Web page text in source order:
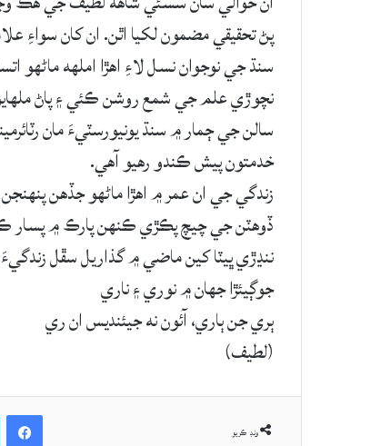
پڻ تحقيقي مضمون لکيا اٿن. ان کان سواءِ
سنڌ جي نوجوان نسل لاءِ اھڙا املھه ماڻھو
نچوڙي علم جي شمع روشن ڪئي ۽ پاڻ
سالن جي ڄمار ۾ سنڌ يونيورسٽيءَ مان
خدمتون پيش ڪندو رھيو آهي.
زندگي جي ان عمر ۾ اھڙا ماڻھو جڏھن
ڏوھٽن جي چيچ پڪڙي ڪنهن پارڪ ۾ پسار
ننڍڙي ڀيٽا کين ماضي ۾ گذاريل سڦل
جوڳيئڙا جھان ۾ نوري ۽ ناري
ٻري جن ٻاري، آئون نه جيئنديس ان ري
(لطيف)
ونڊ ڪريو